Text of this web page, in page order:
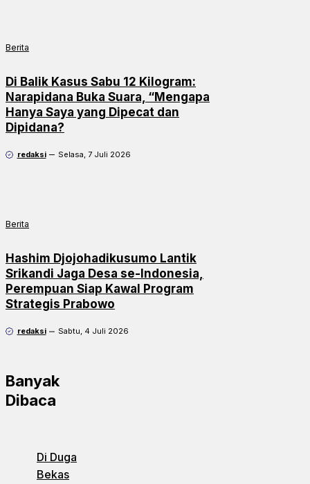
Berita
Di Balik Kasus Sabu 12 Kilogram:
Narapidana Buka Suara, “Mengapa
Hanya Saya yang Dipecat dan
Dipidana?
redaksi Selasa, 7 Juli 2026
Berita
Hashim Djojohadikusumo Lantik
Srikandi Jaga Desa se-Indonesia,
Perempuan Siap Kawal Program
Strategis Prabowo
redaksi Sabtu, 4 Juli 2026
Banyak
Dibaca
Di Duga
Bekas